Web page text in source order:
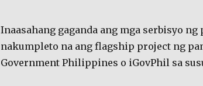
Inaasahang gaganda ang mga serbisyo ng
nakumpleto na ang flagship project ng
Government Philippines o iGovPhil sa